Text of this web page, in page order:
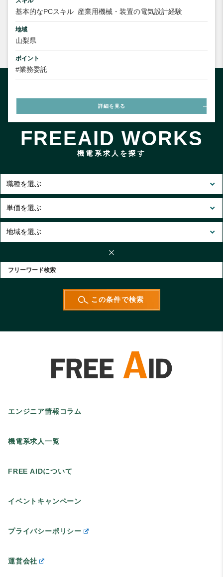
基本的なPCスキル 産業用機械・装置の電気設計経験
地域
山梨県
ポイント
#業務委託
詳細を見る
FREEAID WORKS
機電系求人を探す
エンジニア情報コラム
機電系求人一覧
FREE AIDについて
イベントキャンペーン
プライバシーポリシー
運営会社